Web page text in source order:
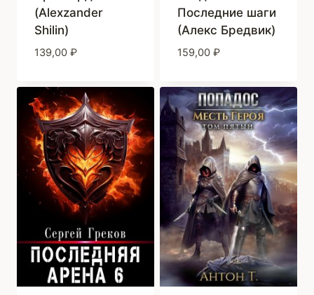
(Alexzander
Shilin)
139,00 ₽
Последние шаги
(Алекс Бредвик)
159,00 ₽